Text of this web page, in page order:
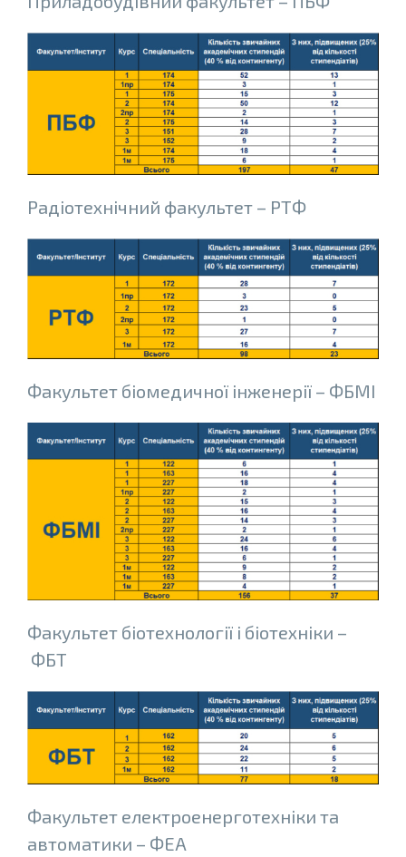
Радiотехнiчний факультет – РТФ
Факультет біомедичної інженерії – ФБМІ
Факультет бiотехнологiї i бiотехнiки –
ФБТ
Факультет електроенерготехнiки та
автоматики – ФЕА